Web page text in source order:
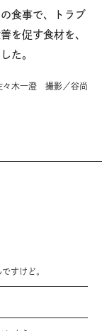
食事で、トラブ
を促す食材を、
た。
々木一澄 撮影／谷尚
すけど。